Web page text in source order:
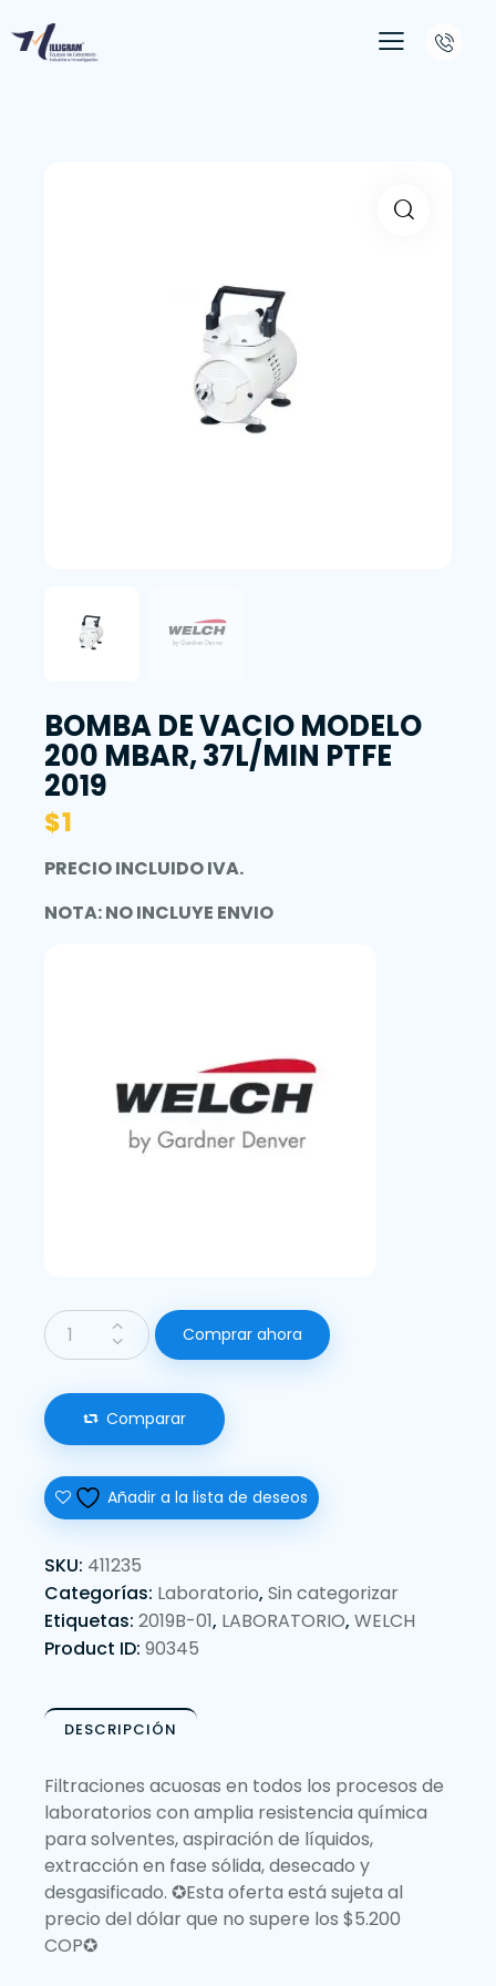
BOMBA DE VACIO MODELO
200 MBAR, 37L/MIN PTFE
2019
$1
PRECIO INCLUIDO IVA.
NOTA: NO INCLUYE ENVIO
Comprar ahora
Comparar
Añadir a la lista de deseos
SKU: 411235
Categorías: Laboratorio, Sin categorizar
Etiquetas: 2019B-01, LABORATORIO, WELCH
Product ID: 90345
DESCRIPCIÓN
Filtraciones acuosas en todos los procesos de
laboratorios con amplia resistencia química
para solventes, aspiración de líquidos,
extracción en fase sólida, desecado y
desgasificado. ✪Esta oferta está sujeta al
precio del dólar que no supere los $5.200
COP✪